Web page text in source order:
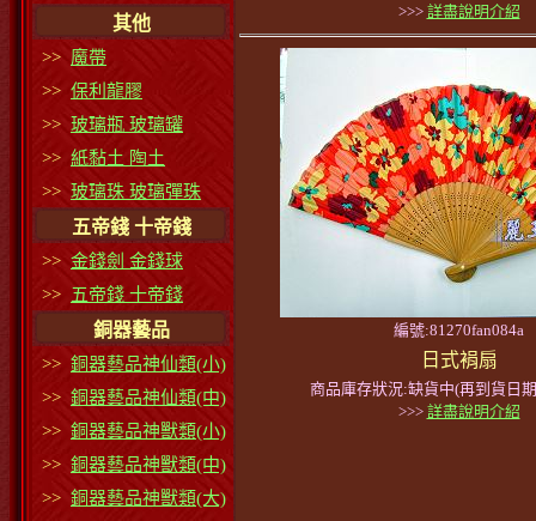
其他
>> 魔帶
>> 保利龍膠
>> 玻璃瓶 玻璃罐
>> 紙黏土 陶土
>> 玻璃珠 玻璃彈珠
五帝錢 十帝錢
>> 金錢劍 金錢球
>> 五帝錢 十帝錢
銅器藝品
>> 銅器藝品神仙類(小)
>> 銅器藝品神仙類(中)
>> 銅器藝品神獸類(小)
>> 銅器藝品神獸類(中)
>> 銅器藝品神獸類(大)
>>> 詳盡說明介紹
編號:81270fan084a
日式裐扇
商品庫存狀況:缺貨中(再到貨日
>>> 詳盡說明介紹